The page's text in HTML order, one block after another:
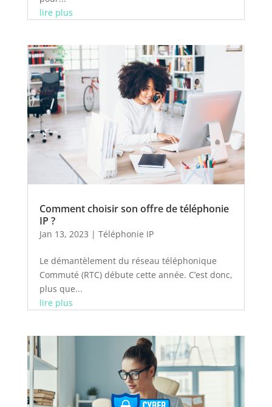
lire plus
Comment choisir son offre de téléphonie
IP ?
Jan 13, 2023 | Téléphonie IP
Le démantèlement du réseau téléphonique
Commuté (RTC) débute cette année. C’est donc,
plus que...
lire plus